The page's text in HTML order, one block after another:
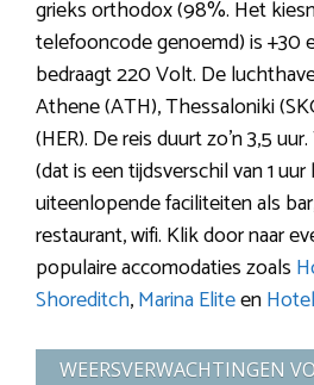
grieks orthodox (98%. Het
telefooncode genoemd) is +30
bedraagt 220 Volt. De
Athene (ATH), Thessaloniki
(HER). De reis duurt zo’n 3,5
(dat is een tijdsverschil van 1
uiteenlopende faciliteiten als
restaurant, wifi. Klik door naar
populaire accomodaties zoals
Shoreditch,Marina Eliteen